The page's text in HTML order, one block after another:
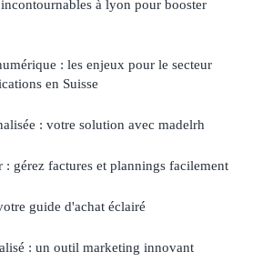
incontournables à lyon pour booster
: les enjeux pour le secteur
en Suisse
: votre solution avec madelrh
gérez factures et plannings facilement
guide d'achat éclairé
: un outil marketing innovant